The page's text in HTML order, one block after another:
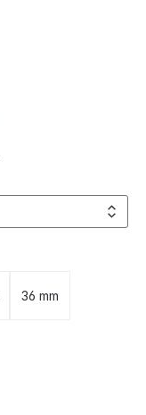
36 mm